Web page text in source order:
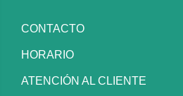
CONTACTO
HORARIO
ATENCIÓN AL CLIENTE